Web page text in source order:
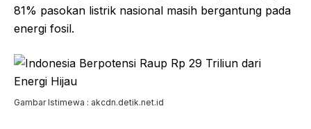
81% pasokan listrik nasional masih bergantung pada
energi fosil.
Gambar Istimewa : akcdn.detik.net.id